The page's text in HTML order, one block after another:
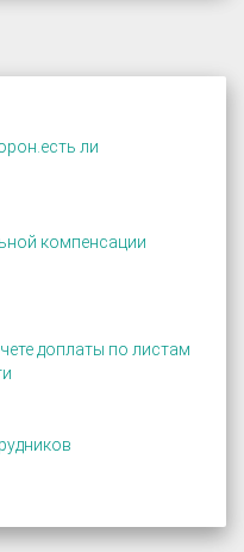
ли
компенсации
доплаты по листам